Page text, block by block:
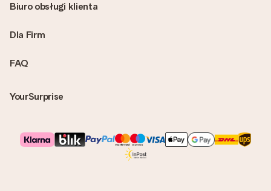
FAQ
YourSurprise
Biuro obsługi klienta
Dla Firm